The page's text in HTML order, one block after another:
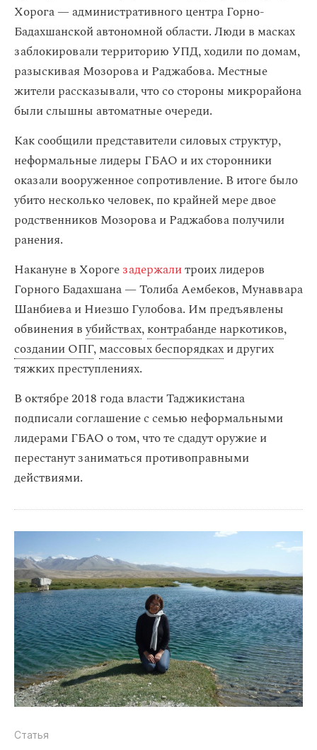
Хорога — административного центра Горно-
Бадахшанской автономной области. Люди в масках
заблокировали территорию УПД, ходили по домам,
разыскивая Мозорова и Раджабова. Местные
жители рассказывали, что со стороны микрорайона
были слышны автоматные очереди.
Как сообщили представители силовых структур,
неформальные лидеры ГБАО и их сторонники
оказали вооруженное сопротивление. В итоге было
убито несколько человек, по крайней мере двое
родственников Мозорова и Раджабова получили
ранения.
Накануне в Хорогезадержалитроих лидеров
Горного Бадахшана — Толиба Аембеков, Мунаввара
Шанбиева и Ниезшо Гулобова. Им предъявлены
обвинения вубийствах,контрабанде наркотиков,
создании ОПГ,массовых беспорядкахи других
тяжких преступлениях.
В октябре 2018 года власти Таджикистана
подписали соглашение с семью неформальными
лидерами ГБАО о том, что те сдадут оружие и
перестанут заниматься противоправными
действиями.
Статья